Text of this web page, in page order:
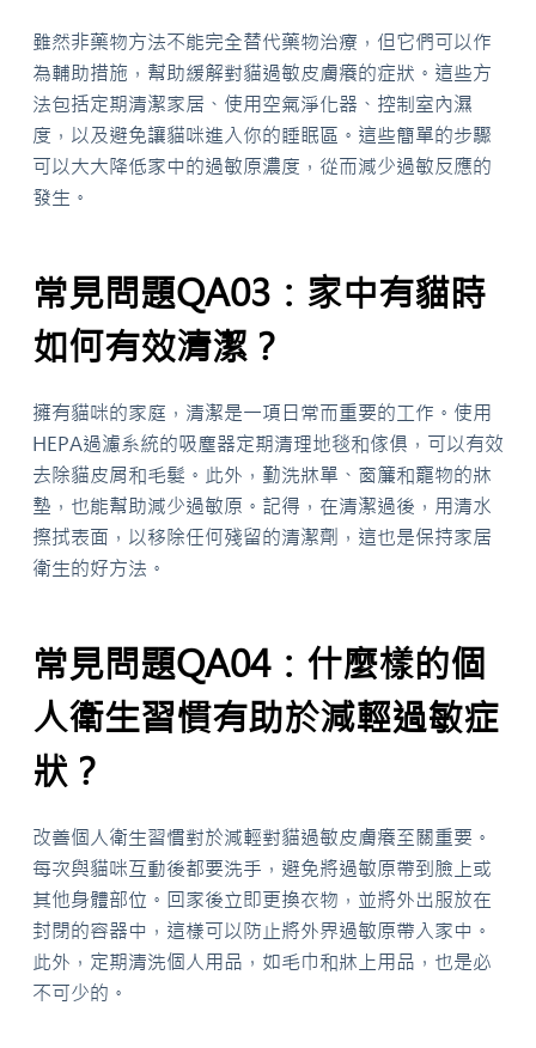
雖然非藥物方法不能完全替代藥物治療，但它們可以作
為輔助措施，幫助緩解對貓過敏皮膚癢的症狀。這些方
法包括定期清潔家居、使用空氣淨化器、控制室內濕
度，以及避免讓貓咪進入你的睡眠區。這些簡單的步驟
可以大大降低家中的過敏原濃度，從而減少過敏反應的
發生。
常見問題QA03：家中有貓時
如何有效清潔？
擁有貓咪的家庭，清潔是一項日常而重要的工作。使用
HEPA過濾系統的吸塵器定期清理地毯和傢俱，可以有效
去除貓皮屑和毛髮。此外，勤洗牀單、窗簾和寵物的牀
墊，也能幫助減少過敏原。記得，在清潔過後，用清水
擦拭表面，以移除任何殘留的清潔劑，這也是保持家居
衛生的好方法。
常見問題QA04：什麼樣的個
人衛生習慣有助於減輕過敏症
狀？
改善個人衛生習慣對於減輕對貓過敏皮膚癢至關重要。
每次與貓咪互動後都要洗手，避免將過敏原帶到臉上或
其他身體部位。回家後立即更換衣物，並將外出服放在
封閉的容器中，這樣可以防止將外界過敏原帶入家中。
此外，定期清洗個人用品，如毛巾和牀上用品，也是必
不可少的。